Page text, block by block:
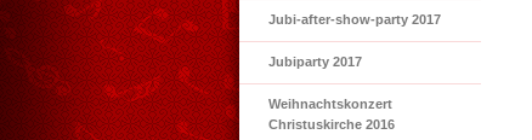
Jubi-after-show-party 2017
Jubiparty 2017
Weihnachtskonzert
Christuskirche 2016